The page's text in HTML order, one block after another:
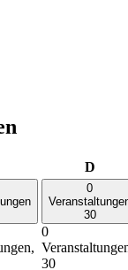
D
0
30
0
30